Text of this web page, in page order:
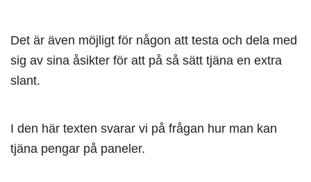
Det är även möjligt för någon att testa och dela med
sig av sina åsikter för att på så sätt tjäna en extra
slant.
I den här texten svarar vi på frågan hur man kan
tjäna pengar på paneler.